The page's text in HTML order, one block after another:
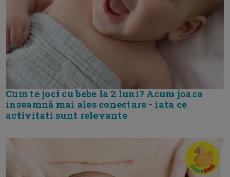
Cum te joci cu bebe la 2 luni? Acum joaca
inseamnă mai ales conectare - iata ce
activitati sunt relevante